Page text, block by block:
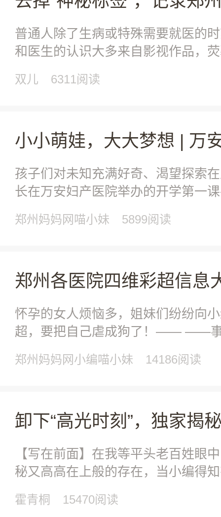
普通人除了生病或特殊需要就医的
和医生的认识大多来自影视作品，
衣走路带风，那么
双儿 6311阅读
孩子们对未知充满好奇、渴望探索
长在万安妇产医院举办的开学第一
常生活中被照
郑州妈妈网喵小妹 5899阅读
怀孕的女人烦恼多，姐妹们纷纷向
超，要把自己虐成狗了！—— ——
人妈的MM已经
郑州妈妈网小编喵小妹 14186阅读
【写在前面】在我等平头老百姓眼
秘又高高在上般的存在，当小编得
万安妇产医院张展
霍青桐 15470阅读